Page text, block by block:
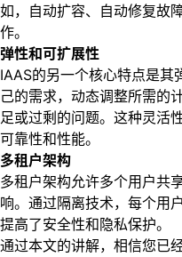
如，自动扩容、自动修复故
作。
弹性和可扩展性
IAAS的另一个核心特点是其
己的需求，动态调整所需的
足或过剩的问题。这种灵活
可靠性和性能。
多租户架构
多租户架构允许多个用户共
响。通过隔离技术，每个用
提高了安全性和隐私保护。
通过本文的讲解，相信您已